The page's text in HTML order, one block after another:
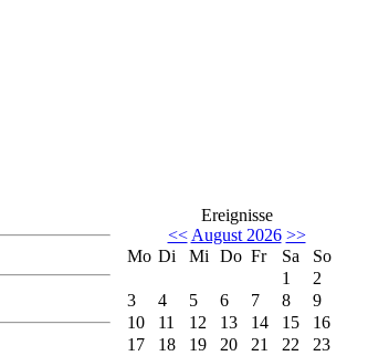
Ereignisse
<< August 2026 >>
Mo Di Mi Do Fr Sa
So
1
2
3
4 5 6 7 8
9
10
11 12 13 14 15
16
17
18 19 20 21 22
23